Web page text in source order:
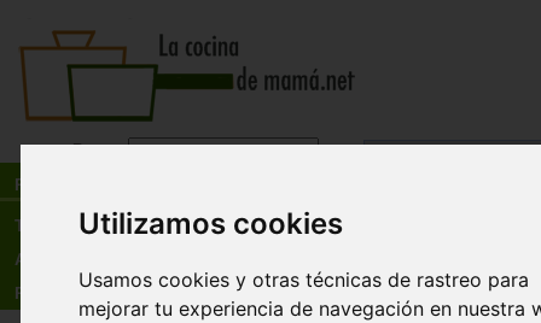
Utilizamos cookies
Usamos cookies y otras técnicas de rastreo para
mejorar tu experiencia de navegación en nuestra
Busca: en:
Recetas
Tienda
Actualidad
Registro